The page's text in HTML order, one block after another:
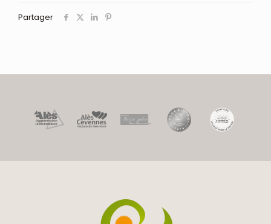
Partager